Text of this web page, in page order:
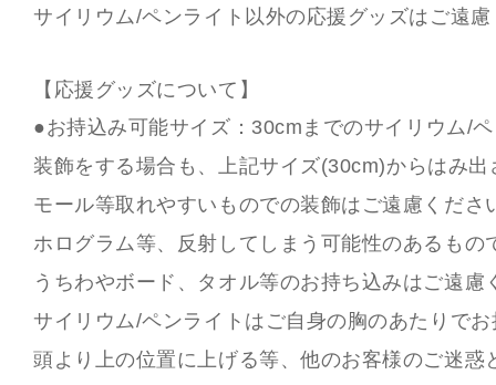
サイリウム/ペンライト以外の応援グッズはご遠
【応援グッズについて】
●お持込み可能サイズ：30cmまでのサイリウム/
装飾をする場合も、上記サイズ(30cm)からはみ
モール等取れやすいものでの装飾はご遠慮くださ
ホログラム等、反射してしまう可能性のあるもの
うちわやボード、タオル等のお持ち込みはご遠慮
サイリウム/ペンライトはご自身の胸のあたりで
頭より上の位置に上げる等、他のお客様のご迷惑